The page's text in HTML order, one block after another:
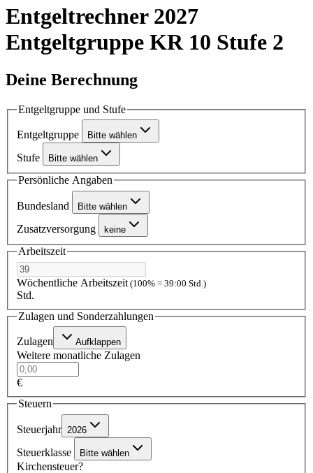
Entgeltrechner 2027
Entgeltgruppe KR 10 Stufe 2
Deine Berechnung
Entgeltgruppe und Stufe
Entgeltgruppe Bitte wählen
Stufe Bitte wählen
Persönliche Angaben
Bundesland Bitte wählen
Zusatzversorgung keine
Arbeitszeit
Wöchentliche Arbeitszeit (100% = 39:00 Std.)
Std.
Zulagen und Sonderzahlungen
Zulagen Aufklappen
Weitere monatliche Zulagen
€
Steuern
Steuerjahr 2026
Steuerklasse Bitte wählen
Kirchensteuer?